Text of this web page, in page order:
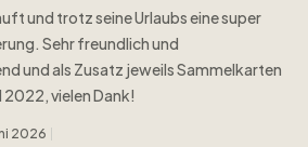
und trotz seine Urlaubs eine super
Sehr freundlich und
und als Zusatz jeweils Sammelkarten
vielen Dank!
2026